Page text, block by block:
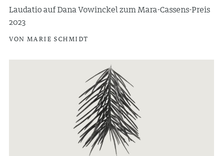
Laudatio auf Dana Vowinckel zum Mara-Cassens-Preis
2023
VON MARIE SCHMIDT